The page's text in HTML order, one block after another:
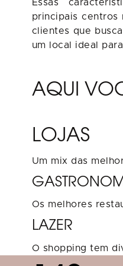
Essas
principais centros
clientes que
um local ideal
AQUI
LOJAS
Um mix das
Os melhores
LAZER
O shopping tem